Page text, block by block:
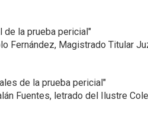
de la prueba pericial"
Fernández, Magistrado Titular
de la prueba pericial"
Fuentes, letrado del Ilustre